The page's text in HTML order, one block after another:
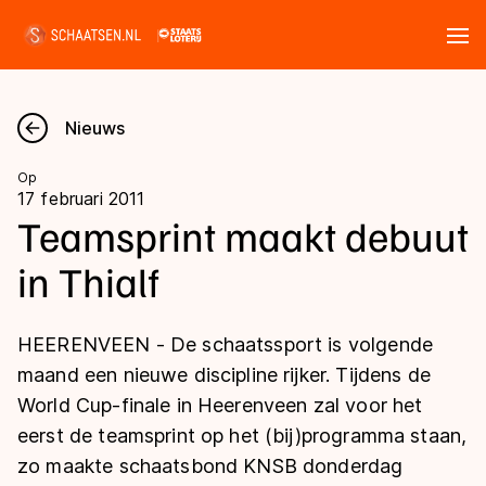
Nieuws
Kalender
Disciplines
Langebaan
Shorttrack
Inlineskaten
Uitslagen
Langebaan
Shorttrack
Marathon
Tijden & historie
Ranglijsten Langebaan
Nieuws
Op
17 februari 2011
Teamsprint maakt debuut
in Thialf
HEERENVEEN - De schaatssport is volgende
maand een nieuwe discipline rijker. Tijdens de
World Cup-finale in Heerenveen zal voor het
eerst de teamsprint op het (bij)programma staan,
zo maakte schaatsbond KNSB donderdag